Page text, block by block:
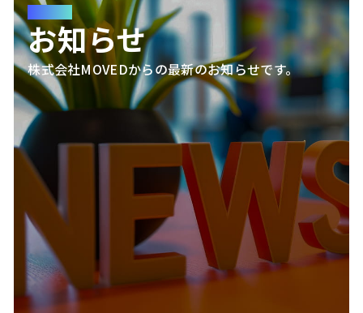
NEWS
お知らせ
株式会社MOVEDからの最新のお知らせです。